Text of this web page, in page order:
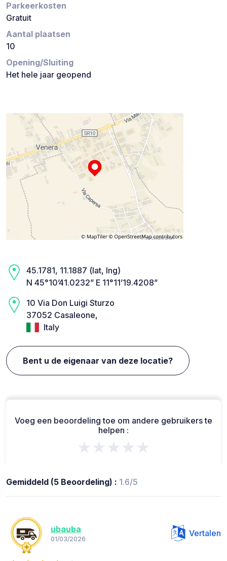
Parkeerkosten
Gratuit
Aantal plaatsen
10
Opening/Sluiting
Het hele jaar geopend
45.1781, 11.1887 (lat, lng)
N 45°10’41.0232” E 11°11’19.4208”
10 Via Don Luigi Sturzo
37052 Casaleone,
Italy
Bent u de eigenaar van deze locatie?
Voeg een beoordeling toe om andere gebruikers te
helpen :
★★★★★
Gemiddeld (5 Beoordeling) : 1.6/5
ubauba
01/03/2026
Vertalen